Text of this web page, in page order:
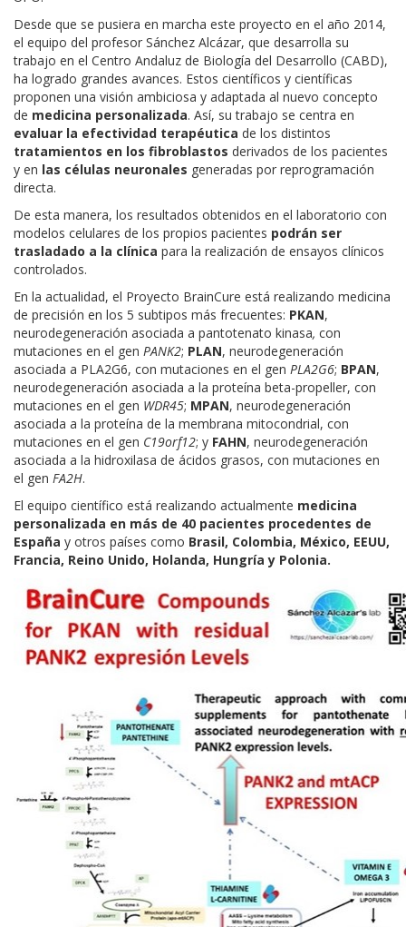
Desde que se pusiera en marcha este proyecto en el año 2014,
el equipo del profesor Sánchez Alcázar, que desarrolla su
trabajo en el Centro Andaluz de Biología del Desarrollo (CABD),
ha logrado grandes avances. Estos científicos y científicas
proponen una visión ambiciosa y adaptada al nuevo concepto
de medicina personalizada. Así, su trabajo se centra en
evaluar la efectividad terapéutica de los distintos
tratamientos en los fibroblastos derivados de los pacientes
y en las células neuronales generadas por reprogramación
directa.
De esta manera, los resultados obtenidos en el laboratorio con
modelos celulares de los propios pacientes podrán ser
trasladado a la clínica para la realización de ensayos clínicos
controlados.
En la actualidad, el Proyecto BrainCure está realizando medicina
de precisión en los 5 subtipos más frecuentes: PKAN,
neurodegeneración asociada a pantotenato kinasa, con
mutaciones en el gen PANK2; PLAN, neurodegeneración
asociada a PLA2G6, con mutaciones en el gen PLA2G6; BPAN,
neurodegeneración asociada a la proteína beta-propeller, con
mutaciones en el gen WDR45; MPAN, neurodegeneración
asociada a la proteína de la membrana mitocondrial, con
mutaciones en el gen C19orf12; y FAHN, neurodegeneración
asociada a la hidroxilasa de ácidos grasos, con mutaciones en
el gen FA2H.
El equipo científico está realizando actualmente medicina
personalizada en más de 40 pacientes procedentes de
España y otros países como Brasil, Colombia, México, EEUU,
Francia, Reino Unido, Holanda, Hungría y Polonia.